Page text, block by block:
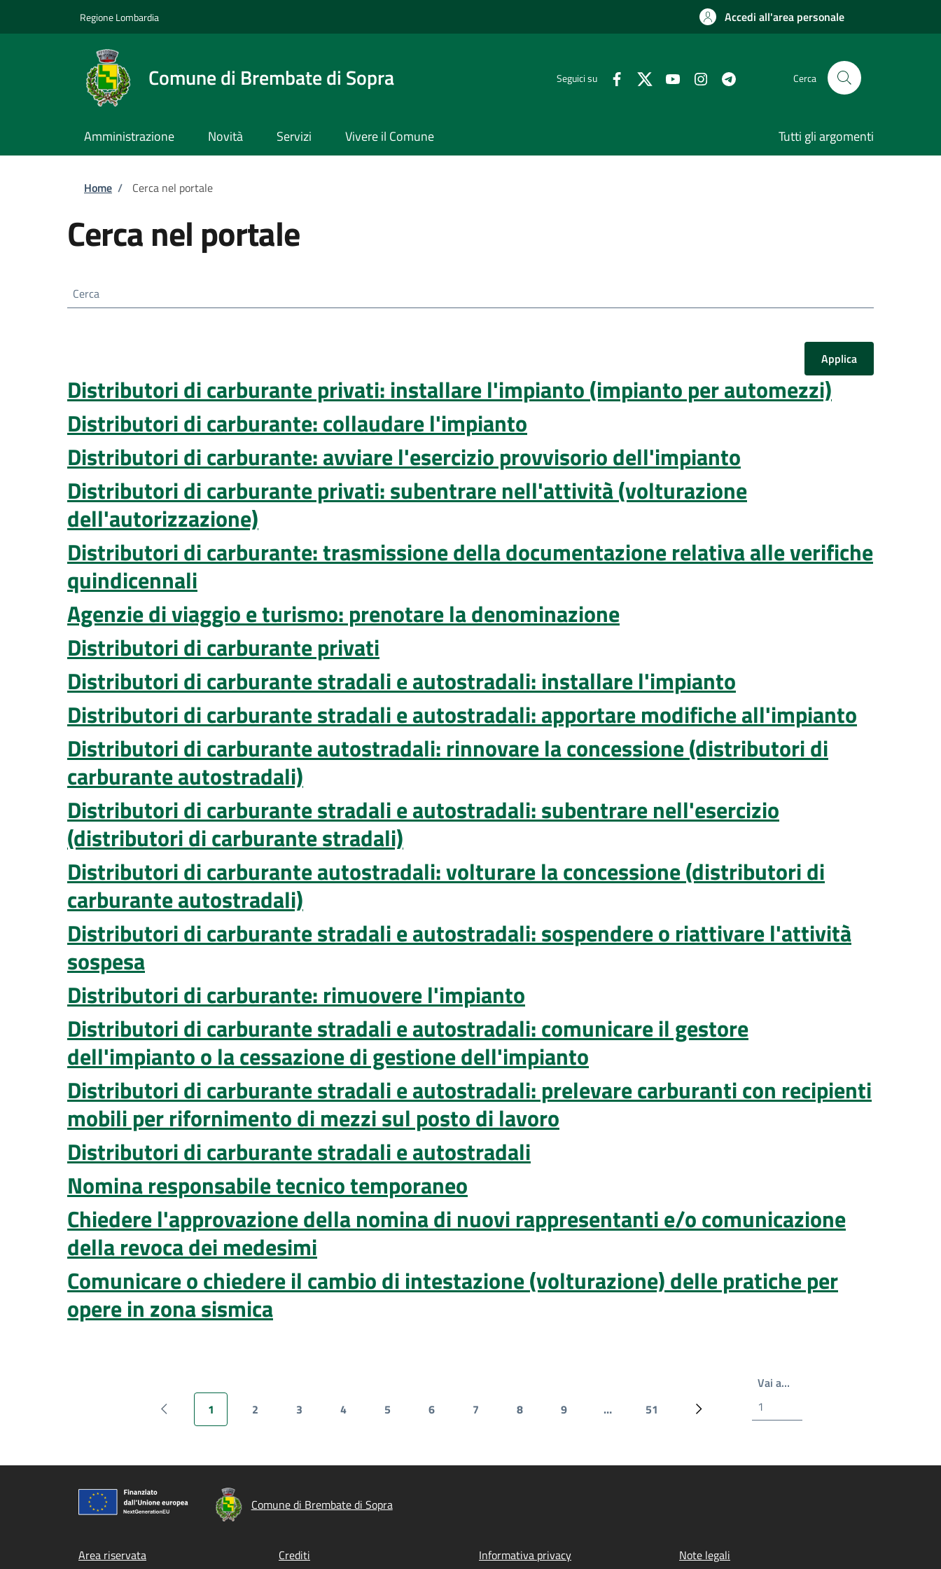
Regione Lombardia Accedi all'area personale
Comune di Brembate di Sopra Seguici su Cerca
Amministrazione Novità Servizi Vivere il Comune Tutti gli argomenti
Briciole di pane
Home / Cerca nel portale
Cerca nel portale
Cerca
Distributori di carburante privati: installare l'impianto (impianto per automezzi)
Distributori di carburante: collaudare l'impianto
Distributori di carburante: avviare l'esercizio provvisorio dell'impianto
Distributori di carburante privati: subentrare nell'attività (volturazione
dell'autorizzazione)
Distributori di carburante: trasmissione della documentazione relativa alle verifiche
quindicennali
Agenzie di viaggio e turismo: prenotare la denominazione
Distributori di carburante privati
Distributori di carburante stradali e autostradali: installare l'impianto
Distributori di carburante stradali e autostradali: apportare modifiche all'impianto
Distributori di carburante autostradali: rinnovare la concessione (distributori di
carburante autostradali)
Distributori di carburante stradali e autostradali: subentrare nell'esercizio
(distributori di carburante stradali)
Distributori di carburante autostradali: volturare la concessione (distributori di
carburante autostradali)
Distributori di carburante stradali e autostradali: sospendere o riattivare l'attività
sospesa
Distributori di carburante: rimuovere l'impianto
Distributori di carburante stradali e autostradali: comunicare il gestore
dell'impianto o la cessazione di gestione dell'impianto
Distributori di carburante stradali e autostradali: prelevare carburanti con recipienti
mobili per rifornimento di mezzi sul posto di lavoro
Distributori di carburante stradali e autostradali
Nomina responsabile tecnico temporaneo
Chiedere l'approvazione della nomina di nuovi rappresentanti e/o comunicazione
della revoca dei medesimi
Comunicare o chiedere il cambio di intestazione (volturazione) delle pratiche per
opere in zona sismica
Pagina precedente
Pagina attuale
1
Pagina
2
Pagina
3
Pagina
4
Pagina
5
Pagina
6
Pagina
7
Pagina
8
Pagina
9 …
Ultima pagina
51
Prossima pagina
Vai a…
Comune di Brembate di Sopra
Footer menu
Area riservata Crediti Informativa privacy Note legali